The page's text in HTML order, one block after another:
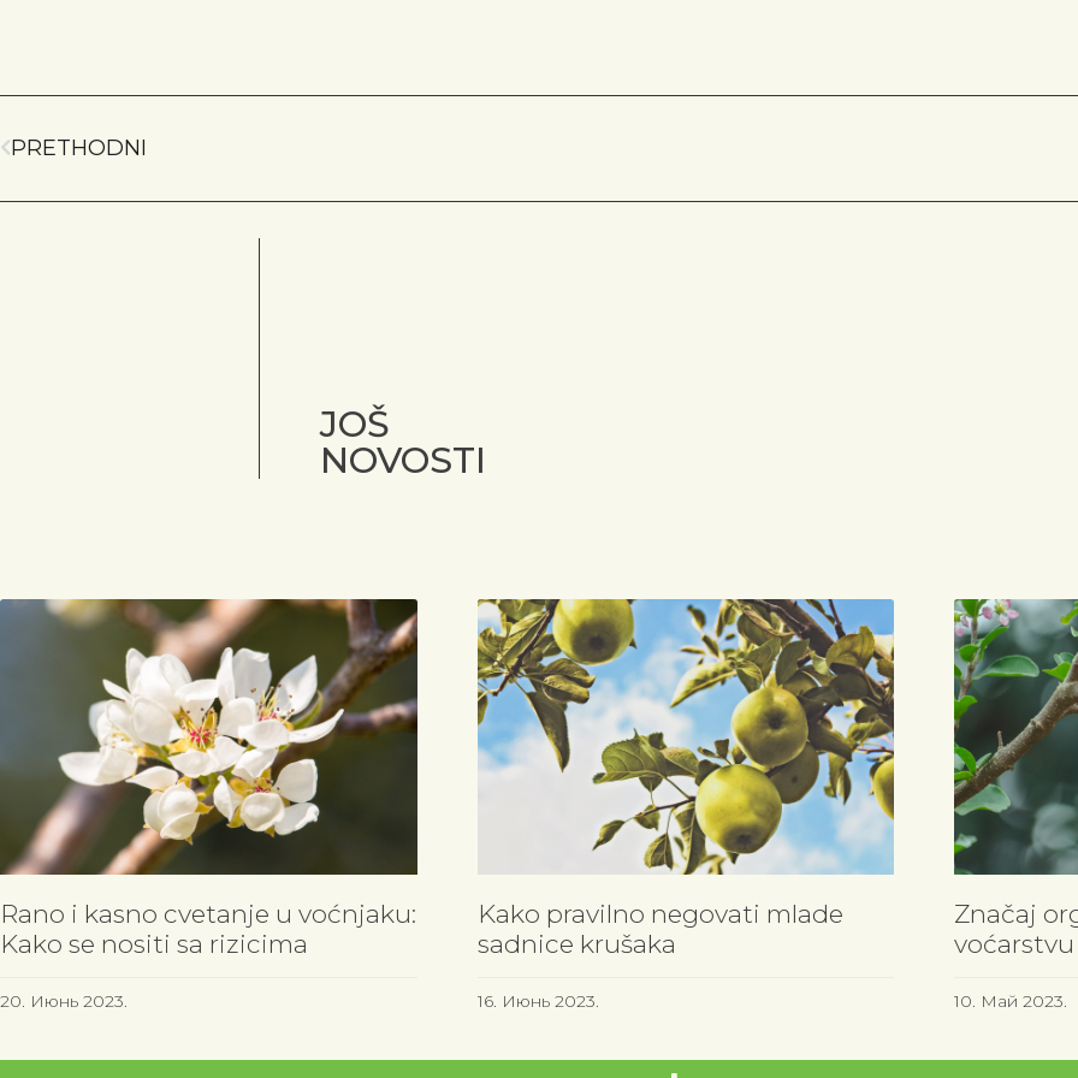
PRETHODNI
JOŠ
NOVOSTI
Rano i kasno cvetanje u voćnjaku:
Kako se nositi sa rizicima
20. Июнь 2023.
Kako pravilno negovati mlade
sadnice krušaka
16. Июнь 2023.
Značaj
voćarstvu
10. Май 2023.